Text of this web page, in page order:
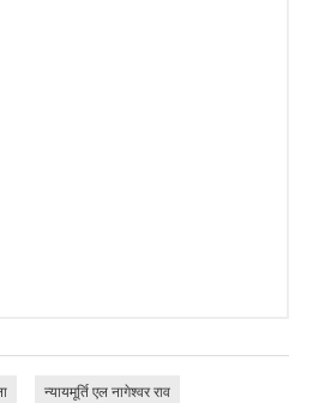
न्यायमूर्ति एल नागेश्वर राव